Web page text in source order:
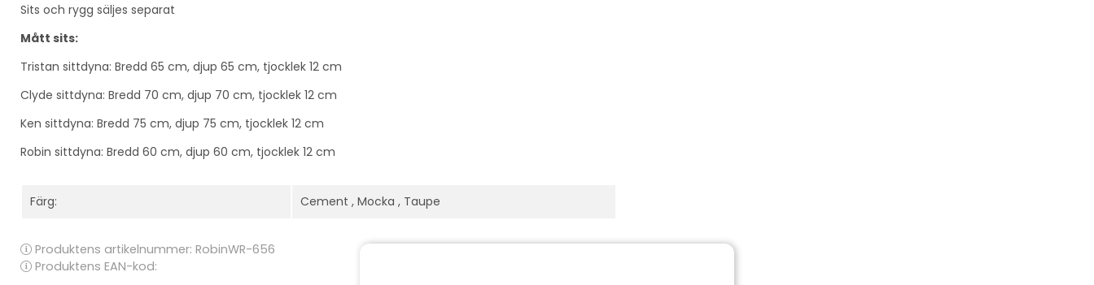
Sits och rygg säljes separat
Mått sits:
Tristan sittdyna: Bredd 65 cm, djup 65 cm, tjocklek 12 cm
Clyde sittdyna: Bredd 70 cm, djup 70 cm, tjocklek 12 cm
Ken sittdyna: Bredd 75 cm, djup 75 cm, tjocklek 12 cm
Robin sittdyna: Bredd 60 cm, djup 60 cm, tjocklek 12 cm
Färg: Cement , Mocka , Taupe
Produktens artikelnummer: RobinWR-656
Produktens EAN-kod: